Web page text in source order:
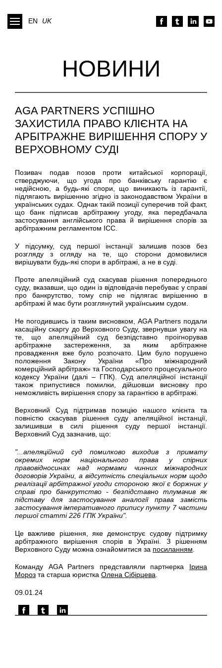
EN UK
НОВИНИ
AGA PARTNERS УСПІШНО
ЗАХИСТИЛА ПРАВО КЛІЄНТА НА
АРБІТРАЖНЕ ВИРІШЕННЯ СПОРУ У
ВЕРХОВНОМУ СУДІ
Позивач подав позов проти китайської корпорації,
стверджуючи, що угода про банківську гарантію є
недійсною, а будь-які спори, що виникають із гарантії,
підлягають вирішенню згідно із законодавством України в
українських судах. Однак такій позиції суперечив той факт,
що банк підписав арбітражну угоду, яка передбачала
застосування англійського права й вирішення спорів за
арбітражним регламентом ICC.
У підсумку, суд першої інстанції залишив позов без
розгляду з огляду на те, що сторони домовилися
вирішувати будь-які спори в арбітражі, а не в суді.
Проте апеляційний суд скасував рішення попереднього
суду, вказавши, що один із відповідачів перебуває у справі
про банкрутство, тому спір не підлягає вирішенню в
арбітражі й має бути розглянутий українським судом.
Не погодившись із таким висновком, AGA Partners подали
касаційну скаргу до Верховного Суду, звернувши увагу на
те, що апеляційний суд безпідставно проігнорував
арбітражне застереження, за яким арбітражне
провадження вже було розпочато. Цим було порушено
положення Закону України «Про міжнародний
комерційний арбітраж» та Господарського процесуального
кодексу України (далі – ГПК). Суд апеляційної інстанції
також припустився помилки, дійшовши висновку про
неможливість вирішення спору за гарантією в арбітражі.
Верховний Суд підтримав позицію нашого клієнта та
повністю скасував рішення суду апеляційної інстанції,
залишивши в силі рішення суду першої інстанції.
Верховний Суд зазначив, що:
"...апеляційний суд помилково виходив з примату
окремих норм національного права у спірних
правовідносинах над нормами чинних міжнародних
договорів України, а відсутність спеціальних норм щодо
реалізації арбітражної угоди стороною якої є боржник у
справі про банкрутство - безпідставно тлумачив як
підставу для застосування аналогії права замість
застосування імперативного припису пункту 7 частини
першої статті 226 ГПК України".
Це важливе рішення, яке демонструє судову підтримку
арбітражного вирішення спорів в Україні. З рішенням
Верховного Суду можна ознайомитися за посиланням
Команду AGA Partners представляли партнерка Ірина
Мороз та старша юристка Олена Сібірцева
09.01.24